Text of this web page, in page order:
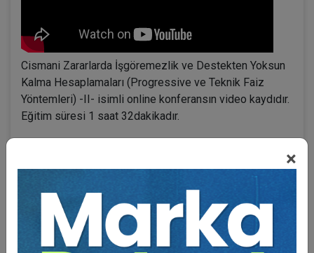
×
Cismani Zararlarda İşgöremezlik ve Destekten Yoksun
Kalma Hesaplamaları (Progressive ve Teknik Faiz
Yöntemleri) -II- isimli online konferansın video kaydıdır.
Eğitim süresi 1 saat 32dakikadır.
BENZER VIDEO EĞITIMLER